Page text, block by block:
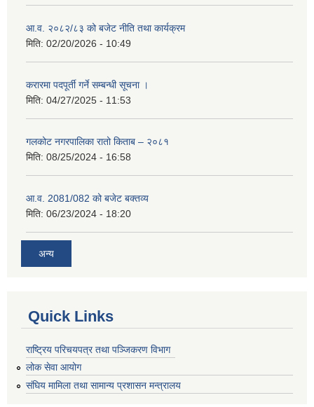
आ.व. २०८२/८३ को बजेट नीति तथा कार्यक्रम
मिति: 02/20/2026 - 10:49
करारमा पदपूर्ती गर्ने सम्बन्धी सूचना ।
मिति: 04/27/2025 - 11:53
गलकोट नगरपालिका रातो किताब – २०८१
मिति: 08/25/2024 - 16:58
आ.व. 2081/082 को बजेट बक्तव्य
मिति: 06/23/2024 - 18:20
अन्य
Quick Links
राष्ट्रिय परिचयपत्र तथा पञ्जिकरण विभाग
लोक सेवा आयोग
संघिय मामिला तथा सामान्य प्रशासन मन्त्रालय